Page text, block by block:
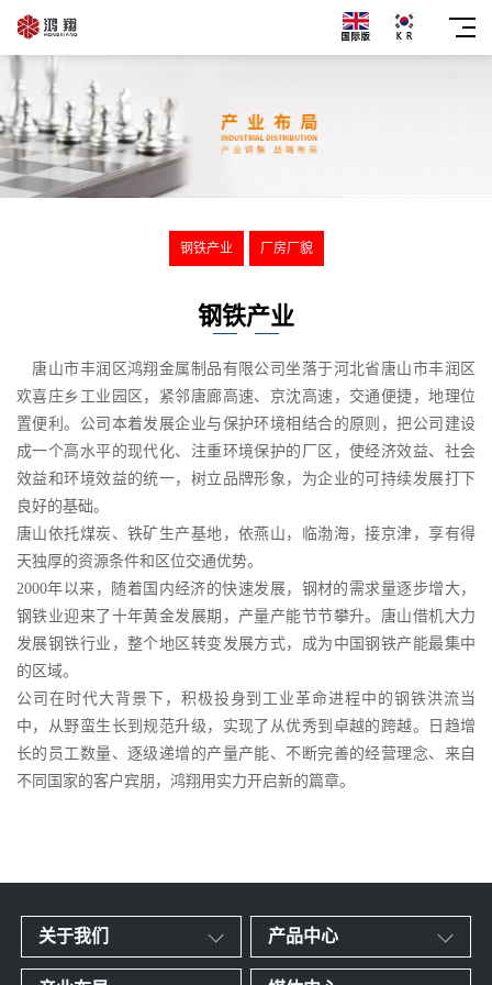
钢铁产业 厂房厂貌
钢铁产业
唐山市丰润区鸿翔金属制品有限公司坐落于河北省唐山市丰润区
欢喜庄乡工业园区，紧邻唐廊高速、京沈高速，交通便捷，地理位
置便利。公司本着发展企业与保护环境相结合的原则，把公司建设
成一个高水平的现代化、注重环境保护的厂区，使经济效益、社会
效益和环境效益的统一，树立品牌形象，为企业的可持续发展打下
良好的基础。
唐山依托煤炭、铁矿生产基地，依燕山，临渤海，接京津，享有得
天独厚的资源条件和区位交通优势。
2000年以来，随着国内经济的快速发展，钢材的需求量逐步增大，
钢铁业迎来了十年黄金发展期，产量产能节节攀升。唐山借机大力
发展钢铁行业，整个地区转变发展方式，成为中国钢铁产能最集中
的区域。
公司在时代大背景下，积极投身到工业革命进程中的钢铁洪流当
中，从野蛮生长到规范升级，实现了从优秀到卓越的跨越。日趋增
长的员工数量、逐级递增的产量产能、不断完善的经营理念、来自
不同国家的客户宾朋，鸿翔用实力开启新的篇章。
关于我们 产品中心